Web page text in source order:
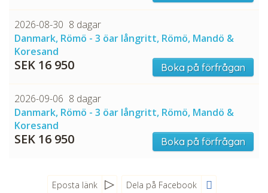
2026-08-30 8 dagar
Danmark, Römö - 3 öar långritt, Römö, Mandö &
Koresand
SEK 16 950 Boka på förfrågan
2026-09-06 8 dagar
Danmark, Römö - 3 öar långritt, Römö, Mandö &
Koresand
SEK 16 950 Boka på förfrågan
Eposta länk Dela på Facebook